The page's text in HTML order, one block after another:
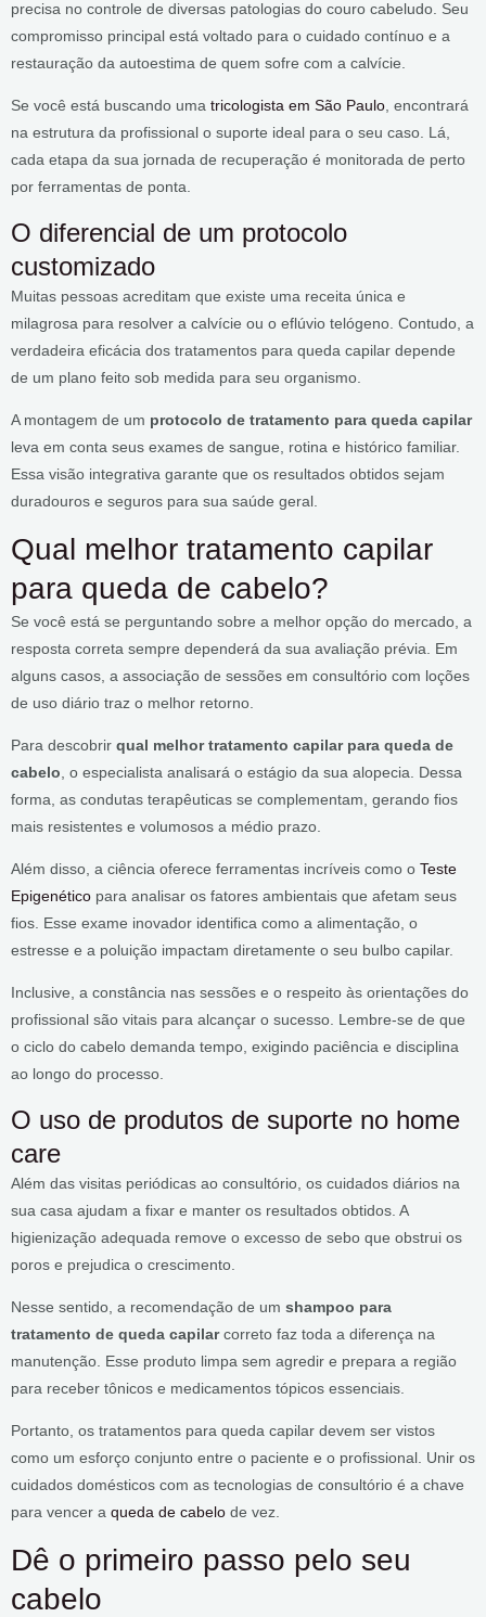
precisa no controle de diversas patologias do couro cabeludo. Seu
compromisso principal está voltado para o cuidado contínuo e a
restauração da autoestima de quem sofre com a calvície.
Se você está buscando uma tricologista em São Paulo , encontrará
na estrutura da profissional o suporte ideal para o seu caso. Lá,
cada etapa da sua jornada de recuperação é monitorada de perto
por ferramentas de ponta.
O diferencial de um protocolo
customizado
Muitas pessoas acreditam que existe uma receita única e
milagrosa para resolver a calvície ou o eflúvio telógeno. Contudo, a
verdadeira eficácia dos tratamentos para queda capilar depende
de um plano feito sob medida para seu organismo.
A montagem de um protocolo de tratamento para queda capilar
leva em conta seus exames de sangue, rotina e histórico familiar.
Essa visão integrativa garante que os resultados obtidos sejam
duradouros e seguros para sua saúde geral.
Qual melhor tratamento capilar
para queda de cabelo?
Se você está se perguntando sobre a melhor opção do mercado, a
resposta correta sempre dependerá da sua avaliação prévia. Em
alguns casos, a associação de sessões em consultório com loções
de uso diário traz o melhor retorno.
Para descobrir qual melhor tratamento capilar para queda de
cabelo , o especialista analisará o estágio da sua alopecia. Dessa
forma, as condutas terapêuticas se complementam, gerando fios
mais resistentes e volumosos a médio prazo.
Além disso, a ciência oferece ferramentas incríveis como o Teste
Epigenético para analisar os fatores ambientais que afetam seus
fios. Esse exame inovador identifica como a alimentação, o
estresse e a poluição impactam diretamente o seu bulbo capilar.
Inclusive, a constância nas sessões e o respeito às orientações do
profissional são vitais para alcançar o sucesso. Lembre-se de que
o ciclo do cabelo demanda tempo, exigindo paciência e disciplina
ao longo do processo.
O uso de produtos de suporte no home
care
Além das visitas periódicas ao consultório, os cuidados diários na
sua casa ajudam a fixar e manter os resultados obtidos. A
higienização adequada remove o excesso de sebo que obstrui os
poros e prejudica o crescimento.
Nesse sentido, a recomendação de um shampoo para
tratamento de queda capilarcorreto faz toda a diferença na
manutenção. Esse produto limpa sem agredir e prepara a região
para receber tônicos e medicamentos tópicos essenciais.
Portanto, os tratamentos para queda capilar devem ser vistos
como um esforço conjunto entre o paciente e o profissional. Unir os
cuidados domésticos com as tecnologias de consultório é a chave
para vencer a queda de cabelo de vez.
Dê o primeiro passo pelo seu
cabelo